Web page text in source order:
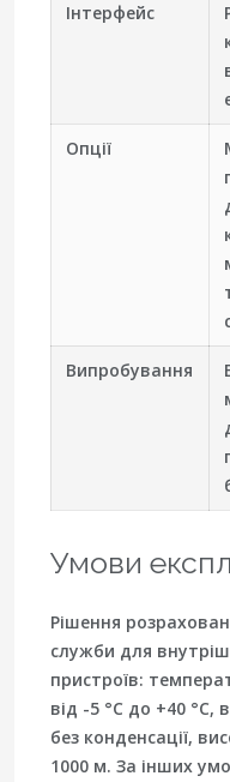
Інтерфейс
Опції
Випробування
Умови
Рішення
служби для
пристроїв:
від -5 °C до +40 °C,
без конденсації,
1000 м. За інших